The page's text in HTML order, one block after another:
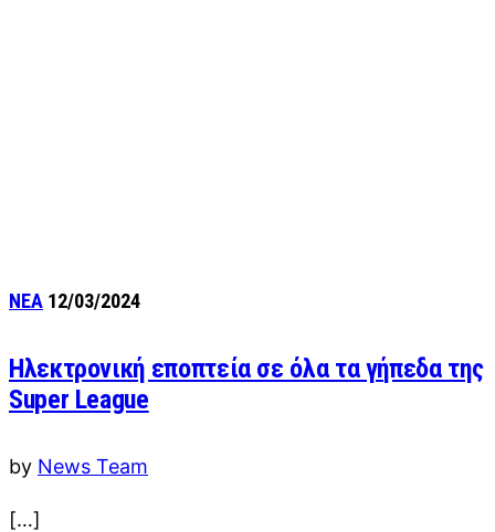
ΝΕΑ 12/03/2024
Ηλεκτρονική εποπτεία σε όλα τα γήπεδα της
Super League
by News Team
[…]